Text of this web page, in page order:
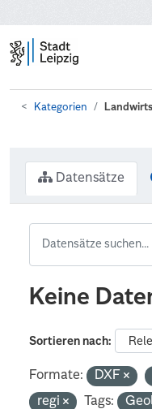
Kategorien
Datensätze
Keine
Sortieren nach
Formate: DXF
regi
Tags: